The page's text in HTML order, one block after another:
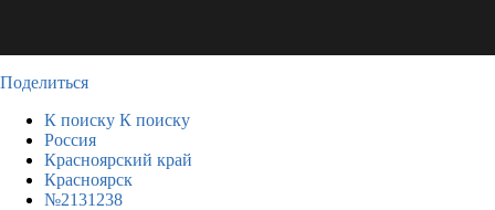
Поделиться
К поиску К поиску
Россия
Красноярский край
Красноярск
№2131238